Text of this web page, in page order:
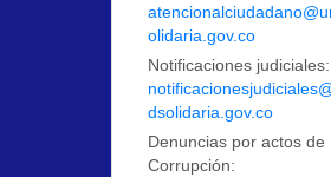
olidaria.gov.co
Notificaciones judiciales:
dsolidaria.gov.co
Denuncias por actos de
Corrupción: